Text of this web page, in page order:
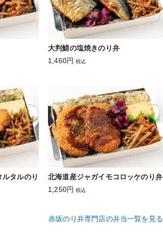
大判鯖の塩焼きのり弁
1,460円 税込
タルのり
北海道産ジャガイモコロッケのり弁
1,250円 税込
赤坂のり弁専門店の弁当一覧を見る